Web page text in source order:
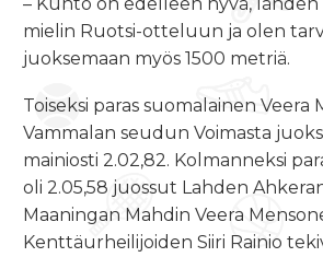
mielin Ruotsi-otteluun ja olen
juoksemaan myös 1500 metriä.
Toiseksi paras suomalainen Veera
Vammalan seudun Voimasta
mainiosti 2.02,82. Kolmanneksi
oli 2.05,58 juossut Lahden
Maaningan Mahdin Veera
Kenttäurheilijoiden Siiri Rainio